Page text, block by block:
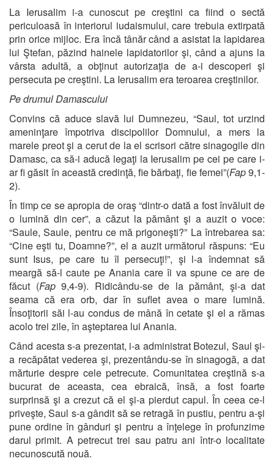
La Ierusalim i-a cunoscut pe creştini ca fiind o sectă
periculoasă în interiorul iudaismului, care trebuia extirpată
prin orice mijloc. Era încă tânăr când a asistat la lapidarea
lui Ştefan, păzind hainele lapidatorilor şi, când a ajuns la
vârsta adultă, a obţinut autorizaţia de a-i descoperi şi
persecuta pe creştini. La Ierusalim era teroarea creştinilor.
Pe drumul Damascului
Convins că aduce slavă lui Dumnezeu, “Saul, tot urzind
ameninţare împotriva discipolilor Domnului, a mers la
marele preot şi a cerut de la el scrisori către sinagogile din
Damasc, ca să-i aducă legaţi la Ierusalim pe cei pe care i-
ar fi găsit în această credinţă, fie bărbaţi, fie femei”(Fap9,1-
2).
În timp ce se apropia de oraş “dintr-o dată a fost învăluit de
o lumină din cer”, a căzut la pământ şi a auzit o voce:
“Saule, Saule, pentru ce mă prigoneşti?” La întrebarea sa:
“Cine eşti tu, Doamne?”, el a auzit următorul răspuns: “Eu
sunt Isus, pe care tu îl persecuţi!”, şi l-a îndemnat să
meargă să-l caute pe Anania care îi va spune ce are de
făcut (Fap 9,4-9). Ridicându-se de la pământ, şi-a dat
seama că era orb, dar în suflet avea o mare lumină.
Însoţitorii săi l-au condus de mână în cetate şi el a rămas
acolo trei zile, în aşteptarea lui Anania.
Când acesta s-a prezentat, i-a administrat Botezul, Saul şi-
a recăpătat vederea şi, prezentându-se în sinagogă, a dat
mărturie despre cele petrecute. Comunitatea creştină s-a
bucurat de aceasta, cea ebraică, însă, a fost foarte
surprinsă şi a crezut că el şi-a pierdut capul. În ceea ce-l
priveşte, Saul s-a gândit să se retragă în pustiu, pentru a-şi
pune ordine în gânduri şi pentru a înţelege în profunzime
darul primit. A petrecut trei sau patru ani într-o localitate
necunoscută nouă.